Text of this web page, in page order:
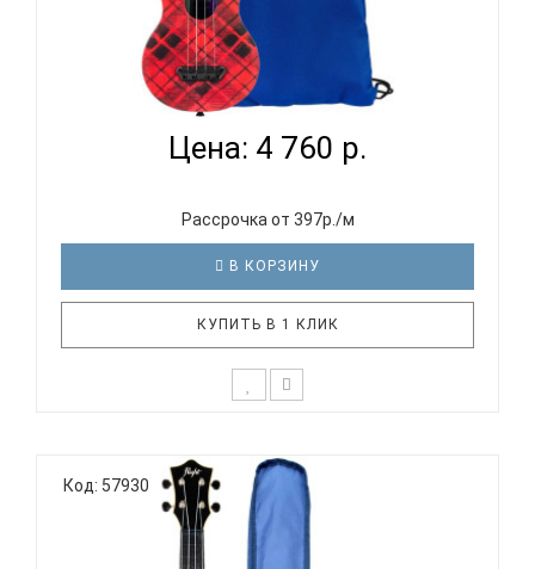
FLIGHT ULTRA S-40 PLAID - УКУЛЕЛЕ СОПРАНО...
Цена: 4 760 р.
Рассрочка от 397р./м
В КОРЗИНУ
КУПИТЬ В 1 КЛИК
отзывчивая верхняя дека с системой W-пружин
(«веер») Флюрокарбоновые струны обеспечивают
яркое звучание Чрезвычайно прочная и
водонепроницаемая конструкция Выпуклая
задняя дека особой формы для объ..
Код: 57930